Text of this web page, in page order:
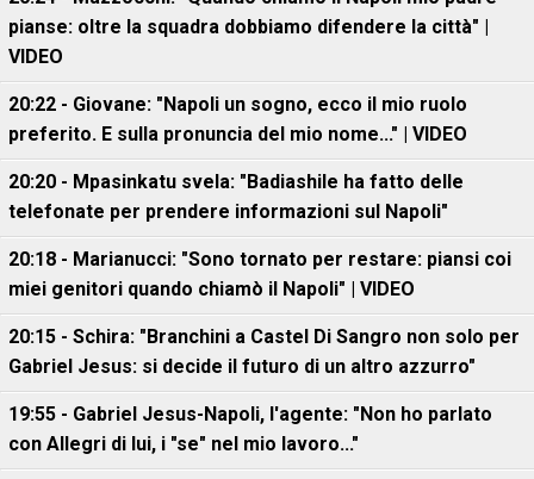
pianse: oltre la squadra dobbiamo difendere la città" |
VIDEO
20:22 - Giovane: "Napoli un sogno, ecco il mio ruolo
preferito. E sulla pronuncia del mio nome..." | VIDEO
20:20 - Mpasinkatu svela: "Badiashile ha fatto delle
telefonate per prendere informazioni sul Napoli"
20:18 - Marianucci: "Sono tornato per restare: piansi coi
miei genitori quando chiamò il Napoli" | VIDEO
20:15 - Schira: "Branchini a Castel Di Sangro non solo per
Gabriel Jesus: si decide il futuro di un altro azzurro"
19:55 - Gabriel Jesus-Napoli, l'agente: "Non ho parlato
con Allegri di lui, i "se" nel mio lavoro..."